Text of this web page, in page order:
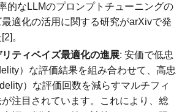
的なLLMのプロンプトチューニングの
適化の活用に関する研究がarXivで発
。
ティベイズ最適化の進展: 安価で低忠
）な評価結果を組み合わせて、高忠
）な評価回数を減らすマルチフィ
注目されています。これにより、総